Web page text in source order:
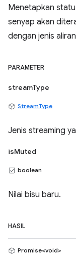
Menetapkan
senyap akan
dengan jenis
PARAMETER
streamType
StreamType
Jenis streaming
isMuted
boolean
Nilai bisu baru.
HASIL
Promise<void>